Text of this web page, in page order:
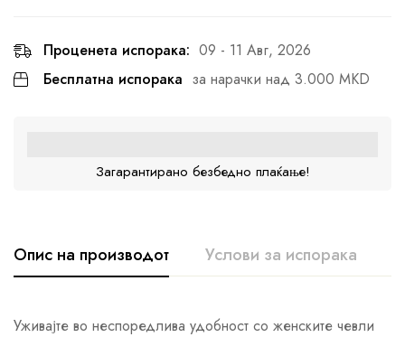
Проценета испорака: 09 - 11 Авг, 2026
Бесплатна испорака за нарачки над 3.000 MKD
Загарантирано безбедно плаќање!
Опис на производот Услови за испорака
Уживајте во неспоредлива удобност со женските чевли